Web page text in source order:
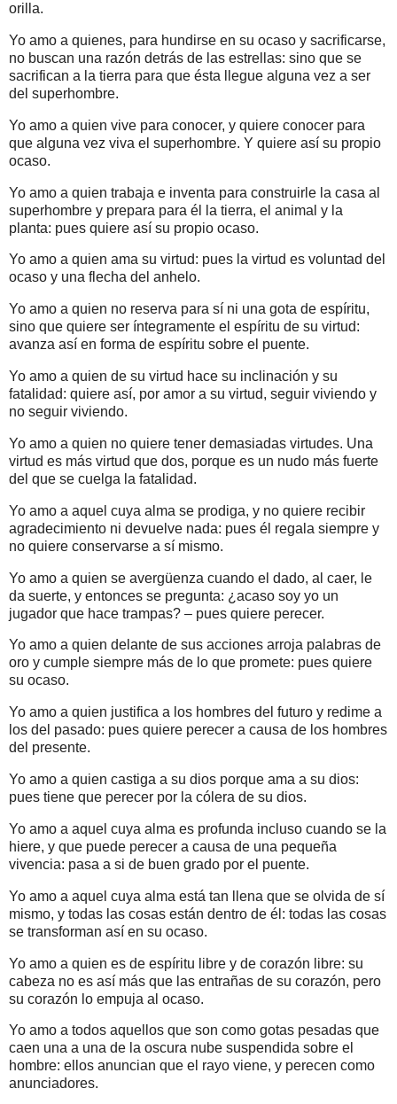
orilla.
Yo amo a quienes, para hundirse en su ocaso y sacrificarse,
no buscan una razón detrás de las estrellas: sino que se
sacrifican a la tierra para que ésta llegue alguna vez a ser
del superhombre.
Yo amo a quien vive para conocer, y quiere conocer para
que alguna vez viva el superhombre. Y quiere así su propio
ocaso.
Yo amo a quien trabaja e inventa para construirle la casa al
superhombre y prepara para él la tierra, el animal y la
planta: pues quiere así su propio ocaso.
Yo amo a quien ama su virtud: pues la virtud es voluntad del
ocaso y una flecha del anhelo.
Yo amo a quien no reserva para sí ni una gota de espíritu,
sino que quiere ser íntegramente el espíritu de su virtud:
avanza así en forma de espíritu sobre el puente.
Yo amo a quien de su virtud hace su inclinación y su
fatalidad: quiere así, por amor a su virtud, seguir viviendo y
no seguir viviendo.
Yo amo a quien no quiere tener demasiadas virtudes. Una
virtud es más virtud que dos, porque es un nudo más fuerte
del que se cuelga la fatalidad.
Yo amo a aquel cuya alma se prodiga, y no quiere recibir
agradecimiento ni devuelve nada: pues él regala siempre y
no quiere conservarse a sí mismo.
Yo amo a quien se avergüenza cuando el dado, al caer, le
da suerte, y entonces se pregunta: ¿acaso soy yo un
jugador que hace trampas? – pues quiere perecer.
Yo amo a quien delante de sus acciones arroja palabras de
oro y cumple siempre más de lo que promete: pues quiere
su ocaso.
Yo amo a quien justifica a los hombres del futuro y redime a
los del pasado: pues quiere perecer a causa de los hombres
del presente.
Yo amo a quien castiga a su dios porque ama a su dios:
pues tiene que perecer por la cólera de su dios.
Yo amo a aquel cuya alma es profunda incluso cuando se la
hiere, y que puede perecer a causa de una pequeña
vivencia: pasa a si de buen grado por el puente.
Yo amo a aquel cuya alma está tan llena que se olvida de sí
mismo, y todas las cosas están dentro de él: todas las cosas
se transforman así en su ocaso.
Yo amo a quien es de espíritu libre y de corazón libre: su
cabeza no es así más que las entrañas de su corazón, pero
su corazón lo empuja al ocaso.
Yo amo a todos aquellos que son como gotas pesadas que
caen una a una de la oscura nube suspendida sobre el
hombre: ellos anuncian que el rayo viene, y perecen como
anunciadores.